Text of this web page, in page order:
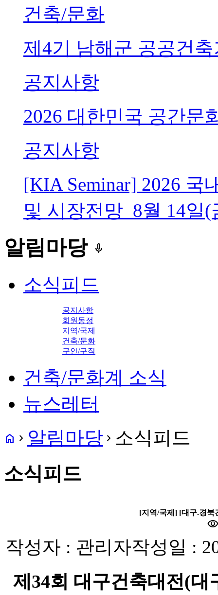
건축/문화
제4기 남해군 공공건
공지사항
2026 대한민국 공간문
공지사항
[KIA Seminar] 2026 국
및 시장전망_8월 14일(
알림마당 keyboard_voice
소식피드
공지사항
회원동정
지역/국제
건축/문화
구인/구직
건축/문화계 소식
뉴스레터
home navigate_next 알림마당 navigate_next 소식피드
소식피드
[지역/국제] [대구.경북
작성자 : 관리자작성일 :
제34회 대구건축대전(